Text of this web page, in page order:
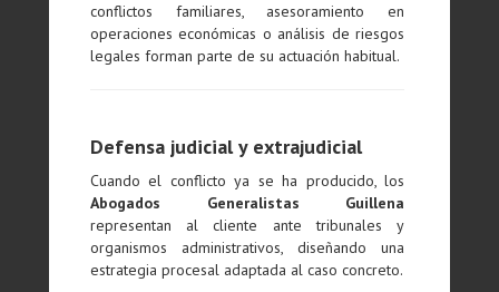
conflictos familiares, asesoramiento en
operaciones económicas o análisis de riesgos
legales forman parte de su actuación habitual.
Defensa judicial y extrajudicial
Cuando el conflicto ya se ha producido, los
Abogados Generalistas Guillena
representan al cliente ante tribunales y
organismos administrativos, diseñando una
estrategia procesal adaptada al caso concreto.